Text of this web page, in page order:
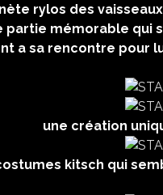
rylos des
partie mémorable
a sa rencontre pour
une création
kitsch qui